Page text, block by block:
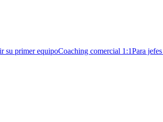
su primer equipoCoaching comercial 1:1Para